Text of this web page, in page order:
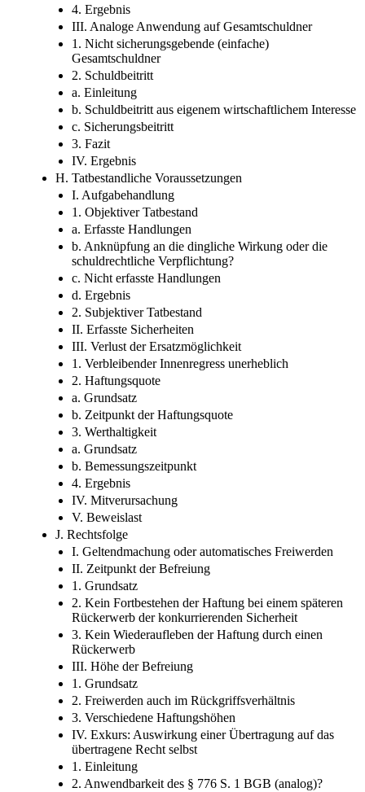
4. Ergebnis
III. Analoge Anwendung auf Gesamtschuldner
1. Nicht sicherungsgebende (einfache)
Gesamtschuldner
2. Schuldbeitritt
a. Einleitung
b. Schuldbeitritt aus eigenem wirtschaftlichem Interesse
c. Sicherungsbeitritt
3. Fazit
IV. Ergebnis
H. Tatbestandliche Voraussetzungen
I. Aufgabehandlung
1. Objektiver Tatbestand
a. Erfasste Handlungen
b. Anknüpfung an die dingliche Wirkung oder die
schuldrechtliche Verpflichtung?
c. Nicht erfasste Handlungen
d. Ergebnis
2. Subjektiver Tatbestand
II. Erfasste Sicherheiten
III. Verlust der Ersatzmöglichkeit
1. Verbleibender Innenregress unerheblich
2. Haftungsquote
a. Grundsatz
b. Zeitpunkt der Haftungsquote
3. Werthaltigkeit
a. Grundsatz
b. Bemessungszeitpunkt
4. Ergebnis
IV. Mitverursachung
V. Beweislast
J. Rechtsfolge
I. Geltendmachung oder automatisches Freiwerden
II. Zeitpunkt der Befreiung
1. Grundsatz
2. Kein Fortbestehen der Haftung bei einem späteren
Rückerwerb der konkurrierenden Sicherheit
3. Kein Wiederaufleben der Haftung durch einen
Rückerwerb
III. Höhe der Befreiung
1. Grundsatz
2. Freiwerden auch im Rückgriffsverhältnis
3. Verschiedene Haftungshöhen
IV. Exkurs: Auswirkung einer Übertragung auf das
übertragene Recht selbst
1. Einleitung
2. Anwendbarkeit des § 776 S. 1 BGB (analog)?